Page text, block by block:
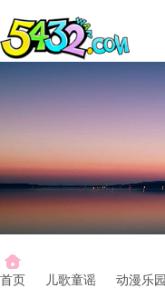
首页 儿歌童谣 动漫乐园